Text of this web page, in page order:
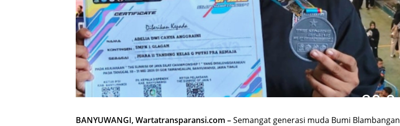
BANYUWANGI, Wartatransparansi.com –Semangat generasi muda Bumi Blambangan